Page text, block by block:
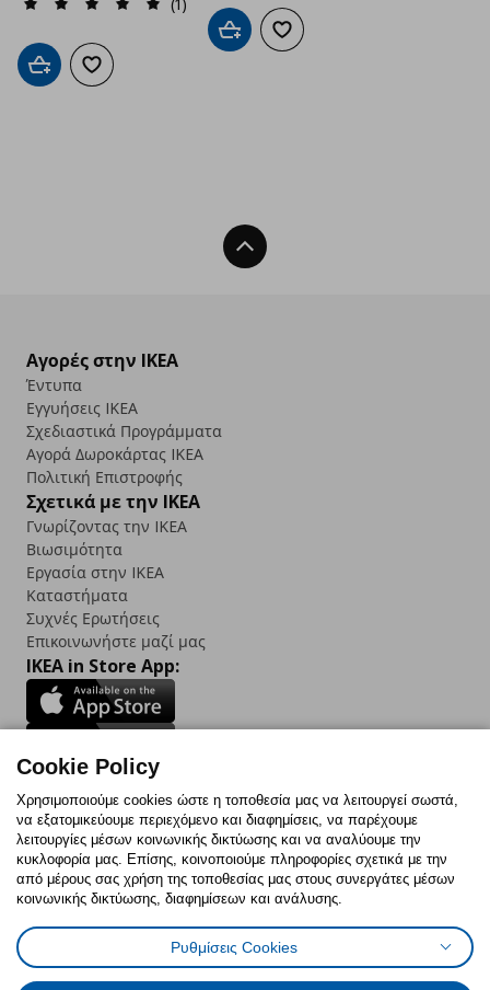
Προσθήκη στο καλάθι
Προσθήκη στα αγαπημένα
Προσθήκη στο καλάθι
Προσθήκη στα αγαπημένα
Back To Top
Αγορές στην IKEA
Έντυπα
Εγγυήσεις IKEA
Σχεδιαστικά Προγράμματα
Αγορά Δωρoκάρτας IKEA
Πολιτική Επιστροφής
Σχετικά με την IKEA
Γνωρίζοντας την IKEA
Βιωσιμότητα
Εργασία στην IKEA
Καταστήματα
Συχνές Ερωτήσεις
Επικοινωνήστε μαζί μας
IKEA in Store App:
Follow us:
FacebookInstagram
TikTokYoutubePinterestTwitter
Πολιτική CookiesΔήλωση ψηφιακής προσβασιμότητας
Έντυπο Επιστροφής / ΑκύρωσηςΡυθμίσεις cookiesΌροι Χρήσης
Cookie Policy
Χρησιμοποιούμε cookies ώστε η τοποθεσία μας να λειτουργεί σωστά,
να εξατομικεύουμε περιεχόμενο και διαφημίσεις, να παρέχουμε
λειτουργίες μέσων κοινωνικής δικτύωσης και να αναλύουμε την
κυκλοφορία μας. Επίσης, κοινοποιούμε πληροφορίες σχετικά με την
από μέρους σας χρήση της τοποθεσίας μας στους συνεργάτες μέσων
κοινωνικής δικτύωσης, διαφημίσεων και ανάλυσης.
Ρυθμίσεις Cookies